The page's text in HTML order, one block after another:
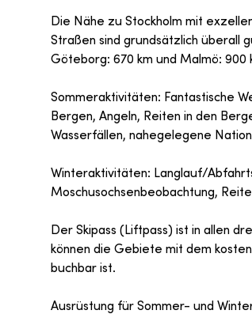
Die Nähe zu Stockholm mit
Straßen sind grundsätzlich überall
Göteborg: 670 km und Malmö: 900
Sommeraktivitäten: Fantastische
Bergen, Angeln, Reiten in den
Wasserfällen, nahegelegene
Winteraktivitäten: Langlauf/
Moschusochsenbeobachtung,
Der Skipass (Liftpass) ist in allen
können die Gebiete mit dem
buchbar ist.
Ausrüstung für Sommer- und